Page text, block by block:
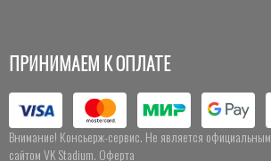
ПРИНИМАЕМ К ОПЛАТЕ
Внимание! Консьерж-сервис. Не является официальным
сайтом VK Stadium. Оферта